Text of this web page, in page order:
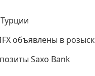
объявлены в розыск
Saxo Bank